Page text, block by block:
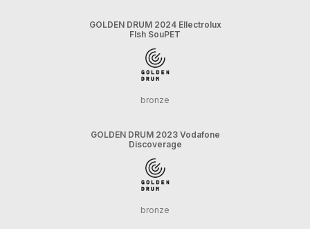
GOLDEN DRUM 2024 Ellectrolux
FIsh SouPET
bronze
GOLDEN DRUM 2023 Vodafone
Discoverage
bronze